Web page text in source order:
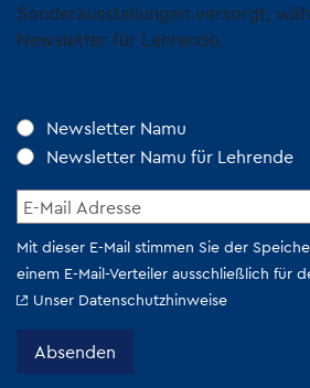
Sonderausstellungen versorgt,
Newsletter für Lehrende.